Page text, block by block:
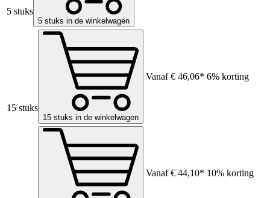
5 stuks
5 stuks in de winkelwagen
15 stuks
15 stuks in de winkelwagen
Vanaf€ 46,06* 6% korting
Vanaf€ 44,10* 10% korting